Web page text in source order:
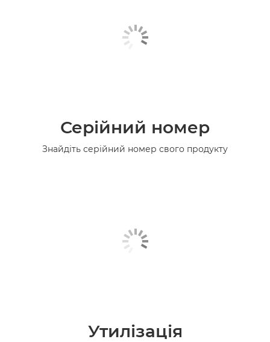
Серійний номер
Знайдіть серійний номер свого продукту
Утилізація